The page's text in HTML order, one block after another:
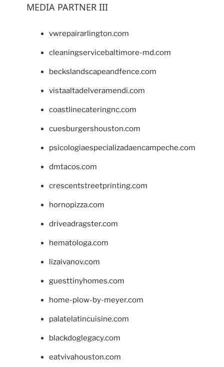
MEDIA PARTNER III
vwrepairarlington.com
cleaningservicebaltimore-md.com
beckslandscapeandfence.com
vistaaltadelveramendi.com
coastlinecateringnc.com
cuesburgershouston.com
psicologiaespecializadaencampeche.com
dmtacos.com
crescentstreetprinting.com
hornopizza.com
driveadragster.com
hematologa.com
lizaivanov.com
guesttinyhomes.com
home-plow-by-meyer.com
palatelatincuisine.com
blackdoglegacy.com
eatvivahouston.com